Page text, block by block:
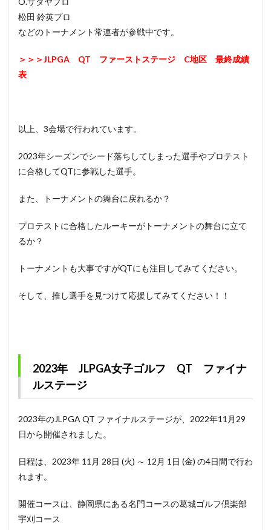
松田 鈴英プロ
などのトーナメント常連者が参戦中です。
＞＞＞JLPGA QT ファーストステージ C地区 最終成績
表
以上、3会場で行われています。
2023年シーズンでシード落ちしてしまった選手やプロテスト
に合格してQTに参戦した選手。
また、トーナメントの舞台に戻れるか？
プロテストに合格したルーキーがトーナメントの舞台に立て
るか？
トーナメントも大事ですがQTにも注目してみてください。
そして、推し選手を見つけて応援してみてください！！
2023年 JLPGA女子ゴルフ QT ファイナ
ルステージ
2023年のJLPGA QT ファイナルステージが、2022年11月29
日から開催されました。
日程は、2023年 11月 28日 (火) ～ 12月 1日 (金) の4日間で行わ
れます。
開催コースは、静岡県にある名門コースの葛城ゴルフ倶楽部
宇刈コース